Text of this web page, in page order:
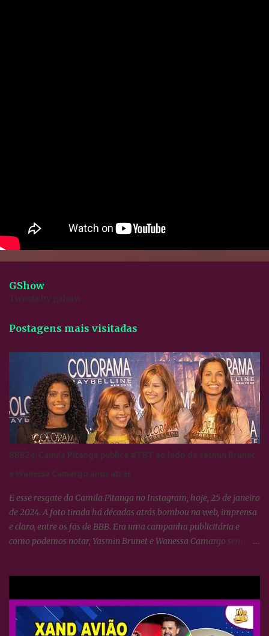
GShow
Tweets by gshow
Postagens mais visitadas
BBB24: Camila Pitanga publica #TBT ao lado de Yasmin Brunet
e Wanessa Camargo anos atrás
E esse resgate da Camila Pitanga no Instagram, hoje, 25 de janeiro
de 2024. A foto tirada há décadas atrás bombou na web, imprensa
e claro, entre os fãs de BBB. Era uma campanha publicitária e
como podemos notar, Yasmin Brunet e Wanessa Camargo sempre